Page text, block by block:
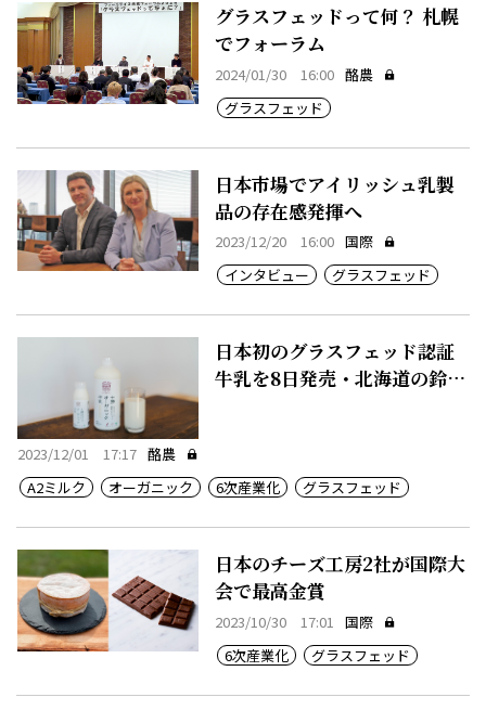
グラスフェッドって何？ 札幌
でフォーラム
2024/01/30 16:00 酪農
グラスフェッド
日本市場でアイリッシュ乳製
品の存在感発揮へ
2023/12/20 16:00 国際
インタビュー
グラスフェッド
日本初のグラスフェッド認証
牛乳を8日発売・北海道の鈴木
2023/12/01 17:17 酪農
A2ミルク
オーガニック 6次産業化 グラスフェッド
日本のチーズ工房2社が国際大
会で最高金賞
2023/10/30 17:01 国際
6次産業化
グラスフェッド